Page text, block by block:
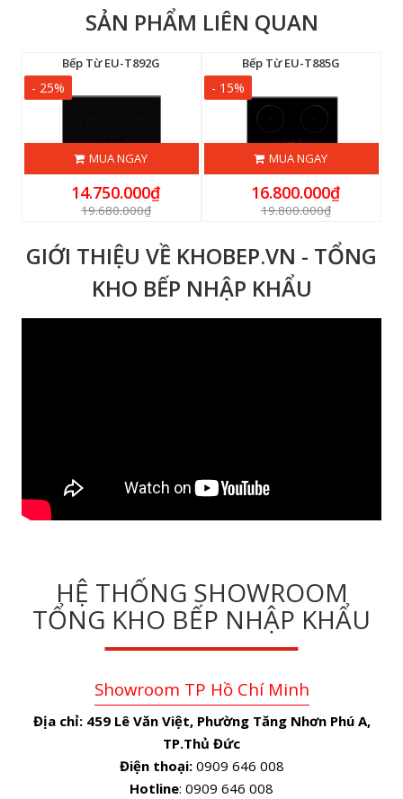
SẢN PHẨM LIÊN QUAN
Bếp Từ EU-T892G
- 25%
MUA NGAY
14.750.000₫
19.680.000₫
Bếp Từ EU-T885G
- 15%
MUA NGAY
16.800.000₫
19.800.000₫
GIỚI THIỆU VỀ KHOBEP.VN - TỔNG
KHO BẾP NHẬP KHẨU
HỆ THỐNG SHOWROOM
TỔNG KHO BẾP NHẬP KHẨU
Showroom TP Hồ Chí Minh
Địa chỉ: 459 Lê Văn Việt, Phường Tăng Nhơn Phú A,
TP.Thủ Đức
Điện thoại:0909 646 008
Hotline: 0909 646 008